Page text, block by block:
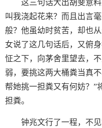
这三句话大出胡斐意
叫我浇起花来？而且出言
般？他虽幼时贫苦，却也
女说了这几句话后，又俯
怔之下，向茅舍里望去，
弱，要挑这两大桶粪当真
帮她挑一担粪又有何妨？”
担粪。
钟兆文行了一程，不